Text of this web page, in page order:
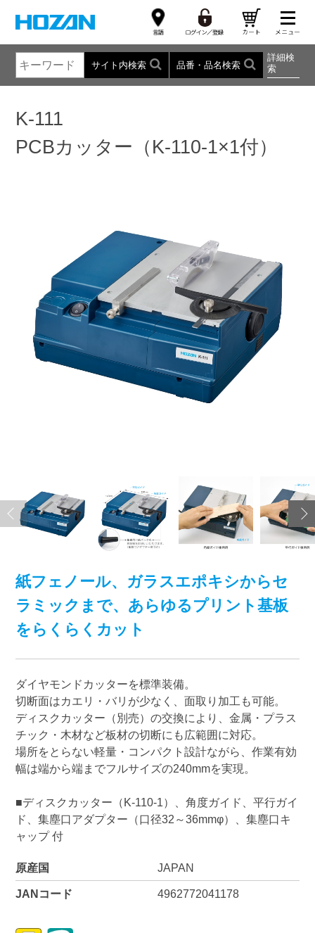
サイト内検索 品番・品名検索
詳細検
索
K-111
PCBカッター（K-110-1×1付）
紙フェノール、ガラスエポキシからセ
ラミックまで、あらゆるプリント基板
をらくらくカット
ダイヤモンドカッターを標準装備。
切断面はカエリ・バリが少なく、面取り加工も可能。
ディスクカッター（別売）の交換により、金属・プラス
チック・木材など板材の切断にも広範囲に対応。
場所をとらない軽量・コンパクト設計ながら、作業有効
幅は端から端までフルサイズの240mmを実現。
■ディスクカッター（K-110-1）、角度ガイド、平行ガイ
ド、集塵口アダプター（口径32～36mmφ）、集塵口キ
ャップ 付
原産国 JAPAN
JANコード 4962772041178